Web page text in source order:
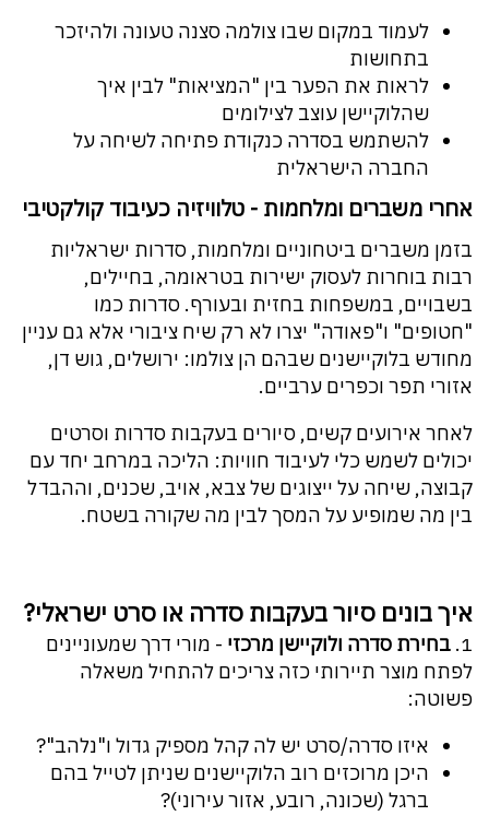
לעמוד במקום שבו צולמה סצנה טעונה ולהיזכר
בתחושות
לראות את הפער בין "המציאות" לבין איך
שהלוקיישן עוצב לצילומים
להשתמש בסדרה כנקודת פתיחה לשיחה על
החברה הישראלית
אחרי משברים ומלחמות - טלוויזיה כעיבוד קולקטיבי
בזמן משברים ביטחוניים ומלחמות, סדרות ישראליות
רבות בוחרות לעסוק ישירות בטראומה, בחיילים,
בשבויים, במשפחות בחזית ובעורף. סדרות כמו
"חטופים" ו"פאודה" יצרו לא רק שיח ציבורי אלא גם עניין
מחודש בלוקיישנים שבהם הן צולמו: ירושלים, גוש דן,
אזורי תפר וכפרים ערביים.
לאחר אירועים קשים, סיורים בעקבות סדרות וסרטים
יכולים לשמש כלי לעיבוד חוויות: הליכה במרחב יחד עם
קבוצה, שיחה על ייצוגים של צבא, אויב, שכנים, וההבדל
בין מה שמופיע על המסך לבין מה שקורה בשטח.
איך בונים סיור בעקבות סדרה או סרט ישראלי?
1. בחירת סדרה ולוקיישן מרכזי - מורי דרך שמעוניינים
לפתח מוצר תיירותי כזה צריכים להתחיל משאלה
פשוטה:
איזו סדרה/סרט יש לה קהל מספיק גדול ו"נלהב"?
היכן מרוכזים רוב הלוקיישנים שניתן לטייל בהם
ברגל (שכונה, רובע, אזור עירוני)?